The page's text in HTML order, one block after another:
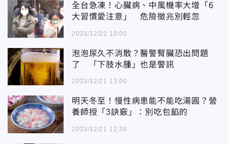
全台急凍！心臟病、中風機率大增「6
大習慣愛注意」 危險徵兆別輕忽
2023/12/22 10:00
泡泡尿久不消散？醫警腎臟恐出問題
了 「下肢水腫」也是警訊
2023/12/21 13:00
明天冬至！慢性病患能不能吃湯圓？營
養師授「3訣竅」：別吃包餡的
2023/12/21 12:30